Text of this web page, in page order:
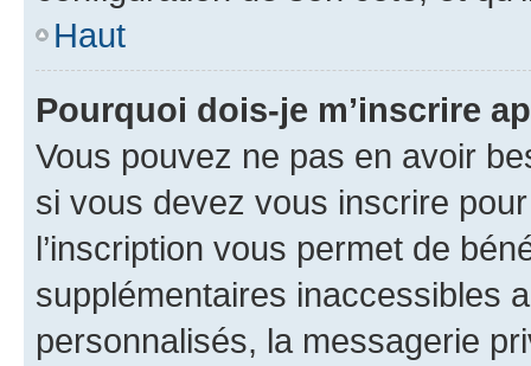
Haut
Pourquoi dois-je m’inscrire
Vous pouvez ne pas en avoir
si vous devez vous inscrire
l’inscription vous permet de
supplémentaires inaccessibles
personnalisés, la messagerie